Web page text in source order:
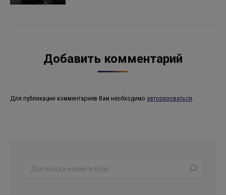
Добавить комментарий
Для публикации комментариев Вам необходимо авторизоваться
Поиск: